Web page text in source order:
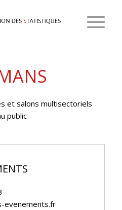
et salons multisectoriels
public
evenements.fr